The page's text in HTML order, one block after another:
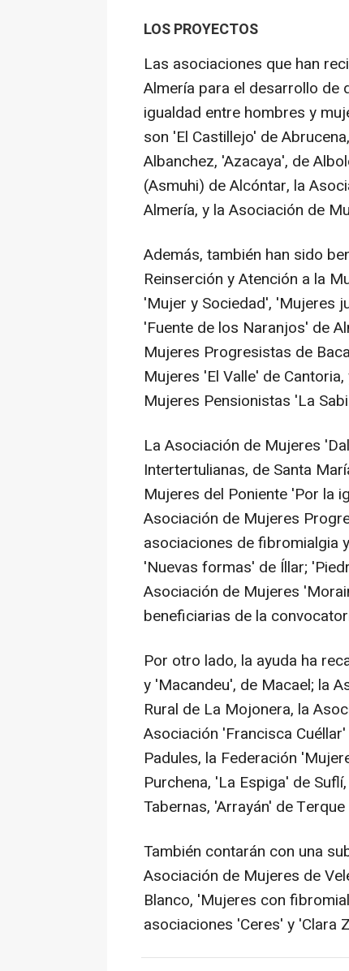
LOS PROYECTOS
Las asociaciones que han
Almería para el desarrollo
igualdad entre hombres y
son 'El Castillejo' de
Albanchez, 'Azacaya', de
(Asmuhi) de Alcóntar, la
Almería, y la Asociación de
Además, también han sido
Reinserción y Atención a la
'Mujer y Sociedad', 'Mujeres
'Fuente de los Naranjos' de
Mujeres Progresistas de
Mujeres 'El Valle' de
Mujeres Pensionistas 'La
La Asociación de Mujeres
Intertertulianas, de Santa
Mujeres del Poniente 'Por la
Asociación de Mujeres
asociaciones de fibromialgia
'Nuevas formas' de Íllar;
Asociación de Mujeres
beneficiarias de la
Por otro lado, la ayuda ha
y 'Macandeu', de Macael; la
Rural de La Mojonera, la
Asociación 'Francisca
Padules, la Federación
Purchena, 'La Espiga' de
Tabernas, 'Arrayán' de
También contarán con una
Asociación de Mujeres de
Blanco, 'Mujeres con
asociaciones 'Ceres' y 'Clara